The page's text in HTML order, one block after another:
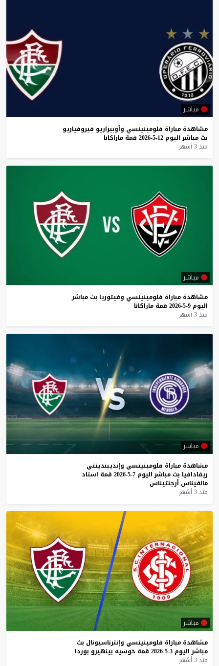
مباشر
مشاهدة مباراة فلومينينسي وأوبيراريو فيروفياريو
بث مباشر اليوم 12-5-2026 قمة ماراكانا
منذ 3 أشهر
مباشر
مشاهدة مباراة فلومينينسي وفيتوريا بث مباشر
اليوم 9-5-2026 قمة ماراكانا
منذ 3 أشهر
مباشر
مشاهدة مباراة فلومينينسي وإنديبندينتي
ريفادافيا بث مباشر اليوم 7-5-2026 قمة استاد
مالفيناس أرجنتيناس
منذ 3 أشهر
مباشر
مشاهدة مباراة فلومينينسي وإنترناسيونال بث
مباشر اليوم 3-5-2026 قمة خوسيه بينهيرو بوردا
منذ 3 أشهر